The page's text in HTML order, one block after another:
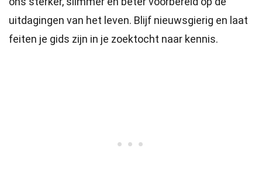
uitdagingen van het leven. Blijf nieuwsgierig en laat
feiten je gids zijn in je zoektocht naar kennis.